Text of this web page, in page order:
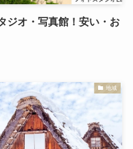
ジオ・写真館！安い・お
地域